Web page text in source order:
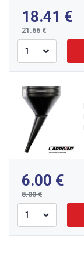
18.41
21.66
6.00
8.00